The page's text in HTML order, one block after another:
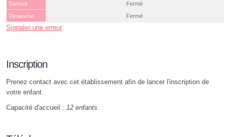
Samedi
Fermé
Dimanche
Fermé
Signaler une erreur
Inscription
Prenez contact avec cet établissement afin de lancer l'inscription de
votre enfant.
Capacité d'accueil : 12 enfants.